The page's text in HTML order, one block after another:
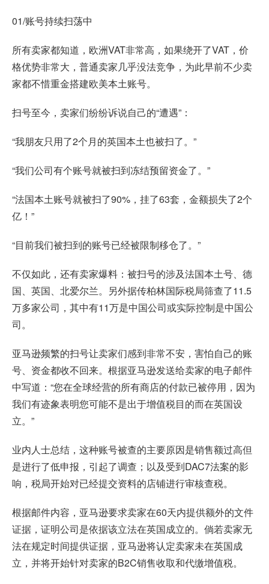
01/账号持续扫荡中
所有卖家都知道，欧洲VAT非常高，如果绕开了VAT，价
格优势非常大，普通卖家几乎没法竞争，为此早前不少卖
家都不惜重金搭建欧美本土账号。
扫号至今，卖家们纷纷诉说自己的“遭遇”：
“我朋友只用了2个月的英国本土也被扫了。”
“我们公司有个账号就被扫到冻结预留资金了。”
“法国本土账号就被扫了90%，挂了63套，金额损失了2个
亿！”
“目前我们被扫到的账号已经被限制移仓了。”
不仅如此，还有卖家爆料：被扫号的涉及法国本土号、德
国、英国、北爱尔兰。另外据传柏林国际税局筛查了11.5
万多家公司，其中有11万是中国公司或实际控制是中国公
司。
亚马逊频繁的扫号让卖家们感到非常不安，害怕自己的账
号、资金都收不回来。根据亚马逊发送给卖家的电子邮件
中写道：“您在全球经营的所有商店的付款已被停用，因为
我们有迹象表明您可能不是出于增值税目的而在英国设
立。”
业内人士总结，这种账号被查的主要原因是销售额过高但
是进行了低申报，引起了调查；以及受到DAC7法案的影
响，税局开始对已经提交资料的店铺进行审核查税。
根据邮件内容，亚马逊要求卖家在60天内提供额外的文件
证据，证明公司是依据该立法在英国成立的。倘若卖家无
法在规定时间提供证据，亚马逊将认定卖家未在英国成
立，并将开始针对卖家的B2C销售收取和代缴增值税。